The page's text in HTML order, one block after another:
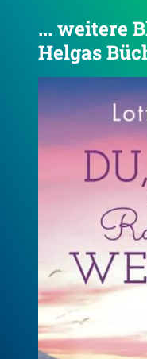
... weitere
Helgas